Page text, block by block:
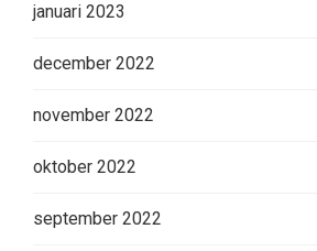
januari 2023
december 2022
november 2022
oktober 2022
september 2022